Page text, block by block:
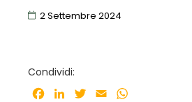
2 Settembre 2024
Condividi:
Facebook
LinkedInTwitter
Email